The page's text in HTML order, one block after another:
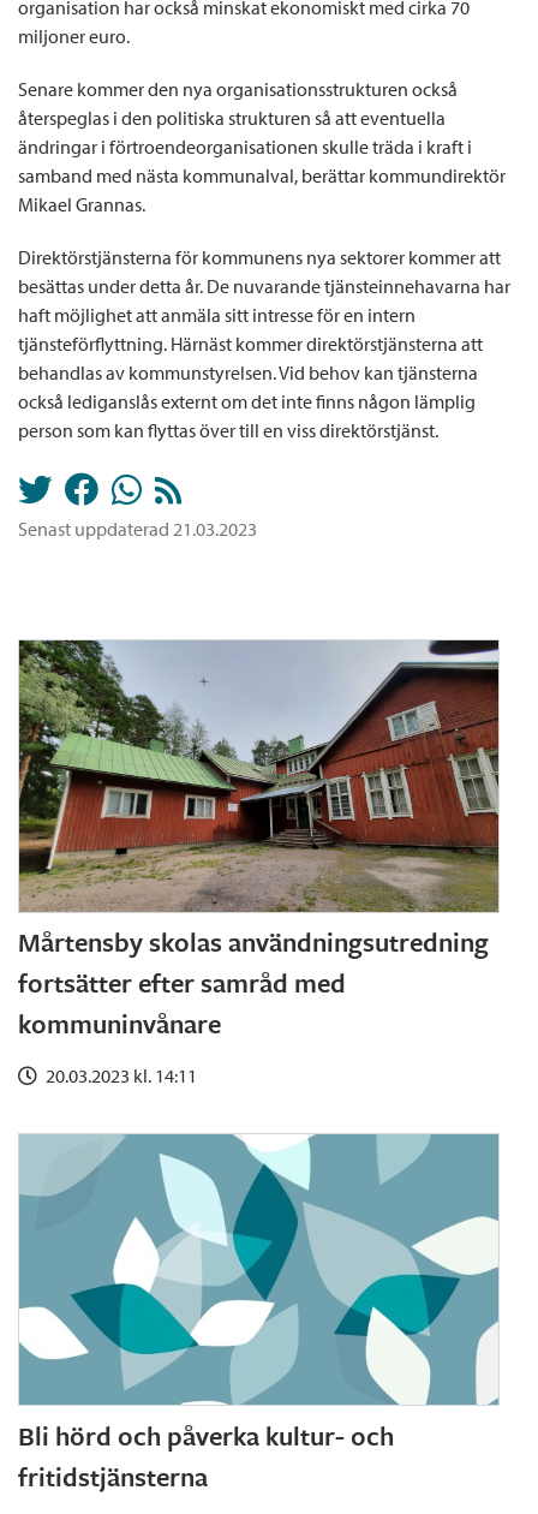
organisation har också minskat ekonomiskt med cirka 70
miljoner euro.
Senare kommer den nya organisationsstrukturen också
återspeglas i den politiska strukturen så att eventuella
ändringar i förtroendeorganisationen skulle träda i kraft i
samband med nästa kommunalval, berättar kommundirektör
Mikael Grannas.
Direktörstjänsterna för kommunens nya sektorer kommer att
besättas under detta år. De nuvarande tjänsteinnehavarna har
haft möjlighet att anmäla sitt intresse för en intern
tjänsteförflyttning. Härnäst kommer direktörstjänsterna att
behandlas av kommunstyrelsen. Vid behov kan tjänsterna
också lediganslås externt om det inte finns någon lämplig
person som kan flyttas över till en viss direktörstjänst.
Senast uppdaterad 21.03.2023
Mårtensby skolas användningsutredning
fortsätter efter samråd med
kommuninvånare
20.03.2023 kl. 14:11
Bli hörd och påverka kultur- och
fritidstjänsterna